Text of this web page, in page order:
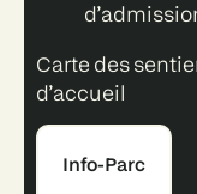
Carte des
d’accueil
Info-Parc